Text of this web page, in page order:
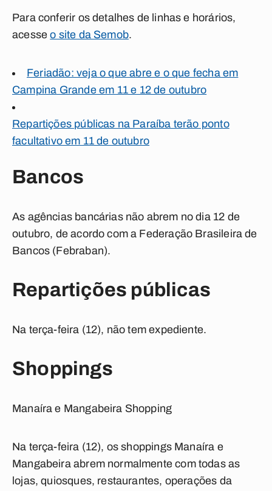
Para conferir os detalhes de linhas e horários,
acesseo site da Semob.
Feriadão: veja o que abre e o que fecha em
Campina Grande em 11 e 12 de outubro
Repartições públicas na Paraíba terão ponto
facultativo em 11 de outubro
Bancos
As agências bancárias não abrem no dia 12 de
outubro, de acordo com a Federação Brasileira de
Bancos (Febraban).
Repartições públicas
Na terça-feira (12), não tem expediente.
Shoppings
Manaíra e Mangabeira Shopping
Na terça-feira (12), os shoppings Manaíra e
Mangabeira abrem normalmente com todas as
lojas, quiosques, restaurantes, operações da